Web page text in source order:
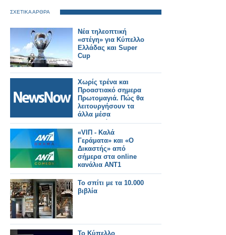
ΣΧΕΤΙΚΑ ΑΡΘΡΑ
Νέα τηλεοπτική
«στέγη» για Κύπελλο
Ελλάδας και Super
Cup
Χωρίς τρένα και
Προαστιακό σημερα
Πρωτομαγιά. Πώς θα
λειτουργήσουν τα
άλλα μέσα
μεταφοράς.
«VIΠ - Καλά
Γεράματα» και «Ο
Δικαστής» από
σήμερα στα online
κανάλια ANT1
Comedy & ANT1
Drama μέσα απο το
antenna.gr
Το σπίτι με τα 10.000
βιβλία
Το Κύπελλο